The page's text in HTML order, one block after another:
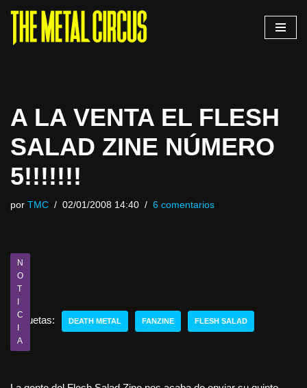
Saltar
A LA VENTA EL FLESH
SALAD ZINE NÚMERO
5!!!!!!!
por TMC 02/01/2008 14:40 6 comentarios
N
O
T
I
C
I
A
Etiquetas: DEATH METAL FANZINE FLESH SALAD